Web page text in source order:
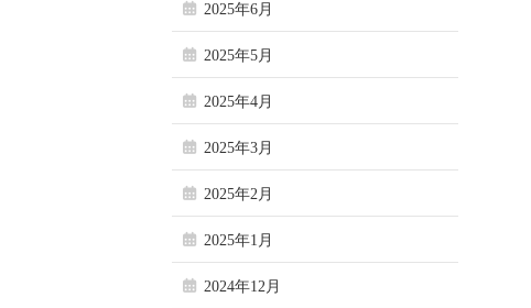
2025年6月
2025年5月
2025年4月
2025年3月
2025年2月
2025年1月
2024年12月